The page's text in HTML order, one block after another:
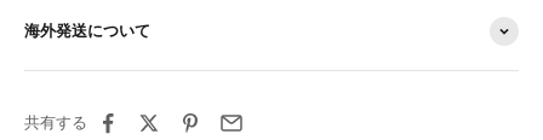
海外発送について
共有する